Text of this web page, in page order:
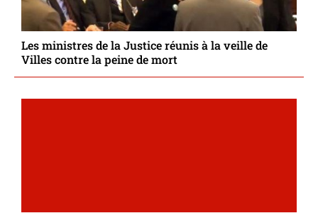
Les ministres de la Justice réunis à la veille de
Villes contre la peine de mort